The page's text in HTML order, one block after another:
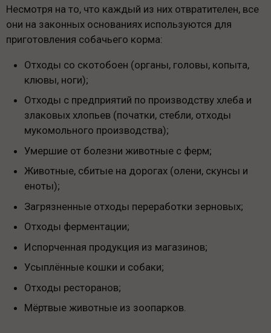
Несмотря на то, что каждый из них отвратителен, все
они на законных основаниях используются для
приготовления собачьего корма:
Отходы со скотобоен (органы, головы, копыта,
клювы, ноги);
Отходы с предприятий по производству хлеба и
злаковых хлопьев (початки, стебли, отходы
мукомольного производства);
Умершие от болезни животные с ферм;
Животные, сбитые на дорогах (олени, скунсы и
еноты);
Загрязненные отходы переработки зерновых;
Отходы ферментации;
Испорченная продукция из магазинов;
Усыплённые кошки и собаки;
Отходы ресторанов;
Мёртвые животные из зоопарков.